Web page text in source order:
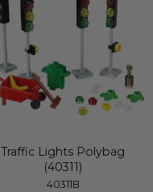
Traffic Lights Polybag
(40311)
40311B